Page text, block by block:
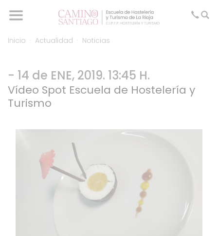
Inicio Actualidad Noticias
- 14 de ENE, 2019. 13:45 H.
Vídeo Spot Escuela de Hostelería y
Turismo